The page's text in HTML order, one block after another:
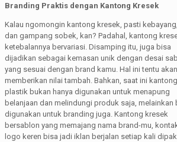
Branding Praktis dengan Kantong Kresek
Kalau ngomongin kantong kresek, pasti
dan gampang sobek, kan? Padahal, kantong
ketebalannya bervariasi. Disamping itu, juga bisa
dijadikan sebagai kemasan unik dengan desai
yang sesuai dengan brand kamu. Hal ini tentu akan
memberikan nilai tambah. Bahkan, saat ini kantong
plastik bukan hanya digunakan untuk menapung
belanjaan dan melindungi produk saja, melainkan
digunakan untuk branding juga. Kantong kresek
bersablon yang memajang nama brand-mu,
logo keren bisa jadi iklan berjalan setiap kali